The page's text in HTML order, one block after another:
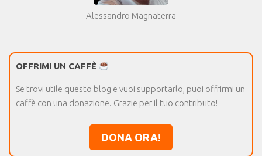
Alessandro Magnaterra
OFFRIMI UN CAFFÈ
Se trovi utile questo blog e vuoi supportarlo, puoi offrirmi un
caffè con una donazione. Grazie per il tuo contributo!
DONA ORA!